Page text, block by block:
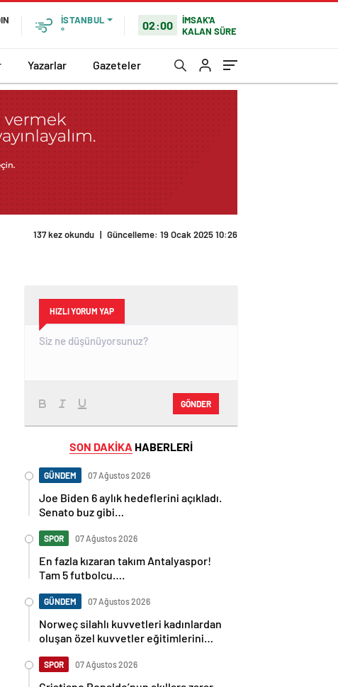
İSTANBUL
°
02:00
İMSAK'A
KALAN SÜRE
Yazarlar Gazeteler
137 kez okundu | Güncelleme: 19 Ocak 2025 10:26
HIZLI YORUM YAP
GÖNDER
SON DAKİKA HABERLERİ
GÜNDEM 07 Ağustos 2026
Joe Biden 6 aylık hedeflerini açıkladı.
Senato buz gibi…
SPOR 07 Ağustos 2026
En fazla kızaran takım Antalyaspor!
Tam 5 futbolcu….
GÜNDEM 07 Ağustos 2026
Norweç silahlı kuvvetleri kadınlardan
oluşan özel kuvvetler eğitimlerini
SPOR 07 Ağustos 2026